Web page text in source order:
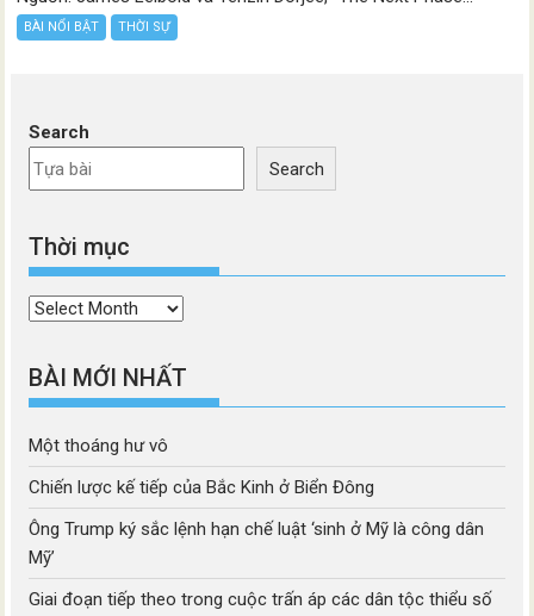
BÀI NỔI BẬT THỜI SỰ
Search
Search
Thời mục
Thời
BÀI MỚI NHẤT
Một thoáng hư vô
Chiến lược kế tiếp của Bắc Kinh ở Biển Đông
Ông Trump ký sắc lệnh hạn chế luật ‘sinh ở Mỹ là công dân
Mỹ’
Giai đoạn tiếp theo trong cuộc trấn áp các dân tộc thiểu số